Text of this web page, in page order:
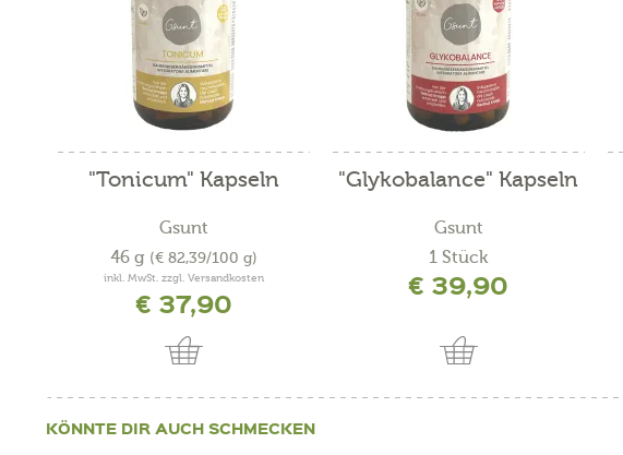
"Tonicum" Kapseln
Gsunt
46 g (€ 82,39/100 g)
inkl. MwSt. zzgl. Versandkosten
€ 37,90
"Glykobalance" Kapseln
Gsunt
1 Stück
€ 39,90
KÖNNTE DIR AUCH SCHMECKEN